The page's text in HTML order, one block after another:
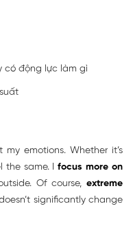
có động lực làm gì
emotions. Whether it’s
the same. Ifocus more on
Of course,extreme
significantly change